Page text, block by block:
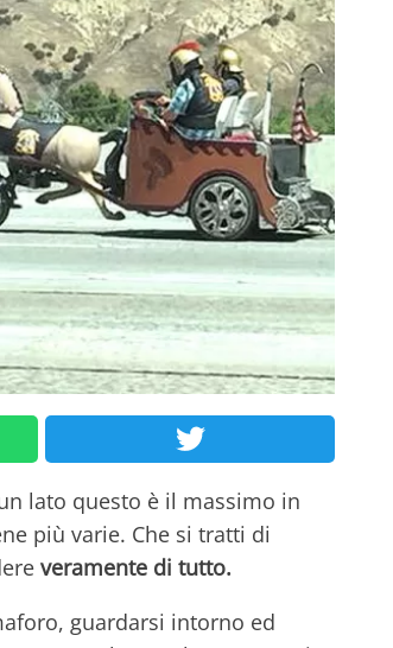
lato questo è il massimo in
più varie. Che si tratti di
veramente di tutto.
guardarsi intorno ed